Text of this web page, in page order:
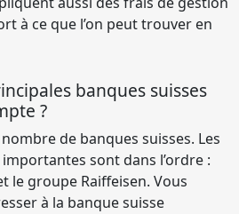
à ce que l’on peut trouver en
banques suisses
?
de banques suisses. Les
sont dans l’ordre :
le groupe Raiffeisen. Vous
à la banque suisse